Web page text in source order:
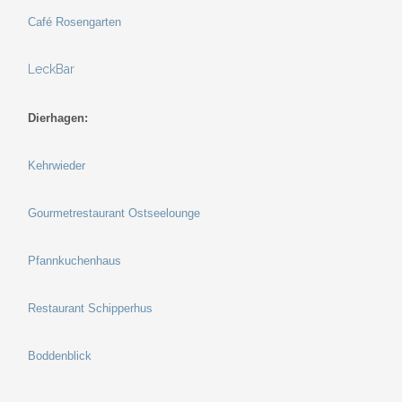
Café Rosengarten
LeckBar
Dierhagen:
Kehrwieder
Gourmetrestaurant Ostseelounge
Pfannkuchenhaus
Restaurant Schipperhus
Boddenblick